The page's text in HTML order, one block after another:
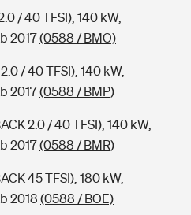
/ 40 TFSI), 140 kW,
2017(0588 / BMO)
/ 40 TFSI), 140 kW,
2017(0588 / BMP)
2.0 / 40 TFSI), 140 kW,
2017(0588 / BMR)
45 TFSI), 180 kW,
2018 (0588 / BOE)